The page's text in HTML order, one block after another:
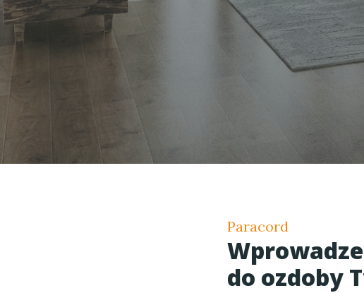
Paracord
do ozdoby